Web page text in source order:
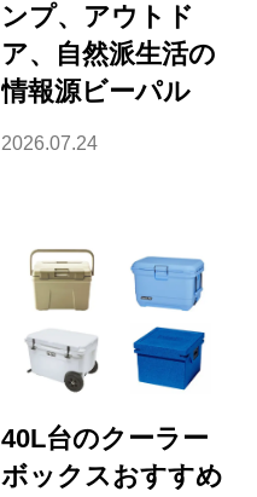
ンプ、アウトド
ア、自然派生活の
情報源ビーパル
2026.07.24
40L台のクーラー
ボックスおすすめ